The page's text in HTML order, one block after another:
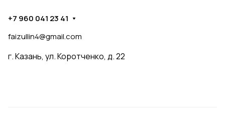
+7 960 041 23 41
faizullin4@gmail.com
г. Казань, ул. Коротченко, д. 22